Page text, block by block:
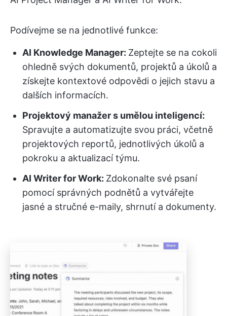
Podívejme se na jednotlivé funkce:
AI Knowledge Manager: Zeptejte se na cokoli
ohledně svých dokumentů, projektů a úkolů a
získejte kontextové odpovědi o jejich stavu a
dalších informacích.
Projektový manažer s umělou inteligencí:
Spravujte a automatizujte svou práci, včetně
projektových reportů, jednotlivých úkolů a
pokroku a aktualizací týmu.
AI Writer for Work: Zdokonalte své psaní
pomocí správných podnětů a vytvářejte
jasné a stručné e-maily, shrnutí a dokumenty.